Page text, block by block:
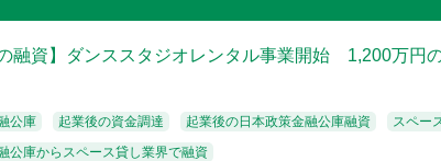
融資】ダンススタジオレンタル事業開始 1,200万円
公庫 起業後の資金調達 起業後の日本政策金融公庫融資
スペー
公庫からスペース貸し業界で融資